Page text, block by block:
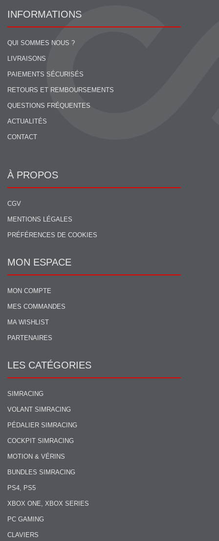
INFORMATIONS
QUI SOMMES NOUS ?
LIVRAISONS
PAIEMENTS SÉCURISÉS
RETOURS ET REMBOURSEMENTS
QUESTIONS FRÉQUENTES
ACTUALITÉS
CONTACT
À PROPOS
CGV
MENTIONS LÉGALES
PRÉFÉRENCES DE COOKIES
MON ESPACE
MON COMPTE
MES COMMANDES
MA WISHLIST
PARTENAIRES
LES CATÉGORIES
SIMRACING
VOLANT SIMRACING
PÉDALIER SIMRACING
COCKPIT SIMRACING
MOTION & VÉRINS
BUNDLES SIMRACING
PS4, PS5
XBOX ONE, XBOX SERIES
PC GAMING
CLAVIERS